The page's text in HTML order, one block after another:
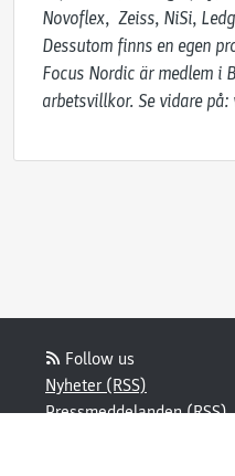
Novoflex,  Zeiss, NiSi,
Dessutom finns en egen
Focus Nordic är medlem i
arbetsvillkor. Se vidare
Follow us
Nyheter (RSS)
Pressmeddelanden (RSS)